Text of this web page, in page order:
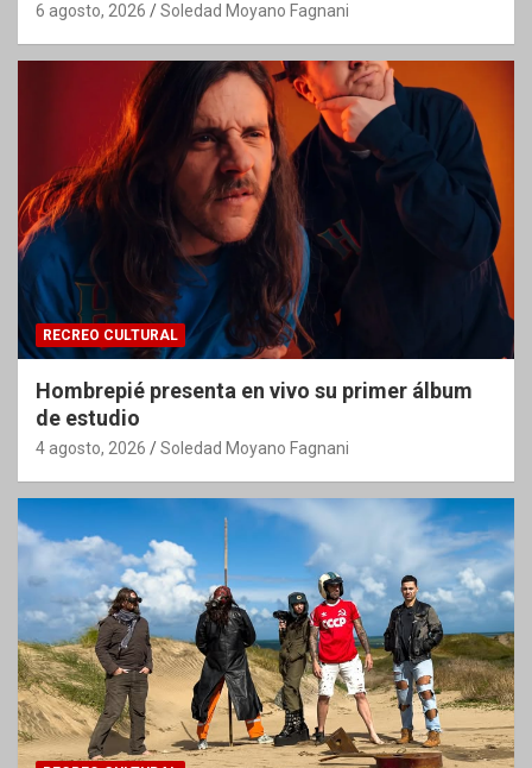
6 agosto, 2026 Soledad Moyano Fagnani
RECREO CULTURAL
Hombrepié presenta en vivo su primer álbum
de estudio
4 agosto, 2026 Soledad Moyano Fagnani